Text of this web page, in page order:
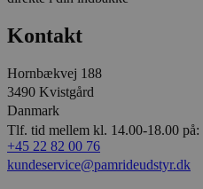
Kontakt
Hornbækvej 188
3490 Kvistgård
Danmark
Tlf. tid mellem kl. 14.00-18.00 på:
+45 22 82 00 76
kundeservice@pamrideudstyr.dk